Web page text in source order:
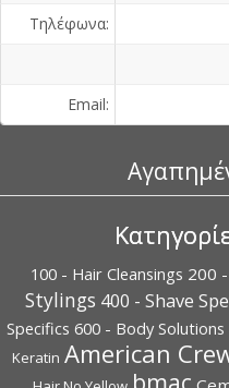
Τηλέφωνα:
Εmail:
100 - Hair Cleansings 200
Stylings 400 - Shave
Specifics 600 - Body Solutions
Keratin American